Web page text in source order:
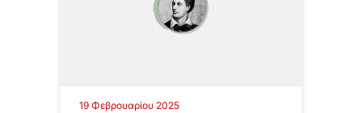
19 Φεβρουαρίου 2025